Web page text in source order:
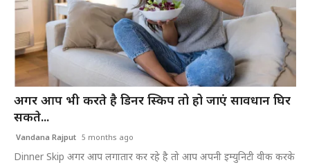
अगर आप भी करते है डिनर स्किप तो हो जाएं सावधान घिर
सकते...
Vandana Rajput 5 months ago
Dinner Skip अगर आप लगातार कर रहे है तो आप अपनी इम्युनिटी वीक करके